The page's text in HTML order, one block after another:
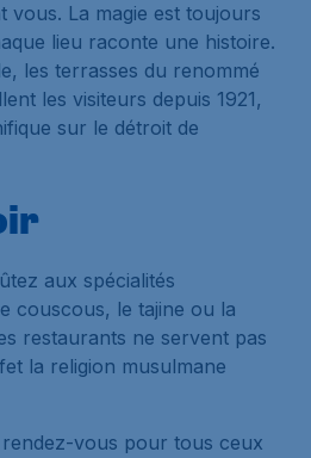
vous. La magie est toujours
lieu raconte une histoire.
les terrasses du renommé
les visiteurs depuis 1921,
sur le détroit de
aux spécialités
couscous, le tajine ou la
restaurants ne servent pas
la religion musulmane
vous pour tous ceux